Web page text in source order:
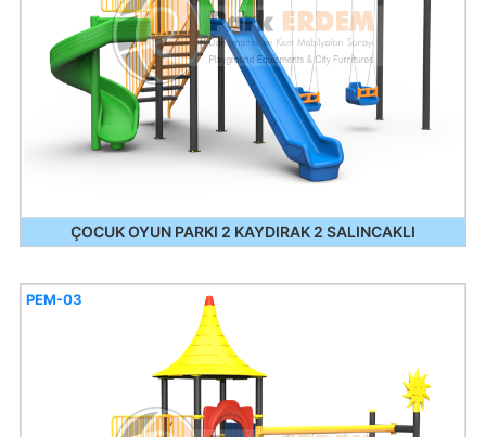
ÇOCUK OYUN PARKI 2 KAYDIRAK 2 SALINCAKLI
PEM-03